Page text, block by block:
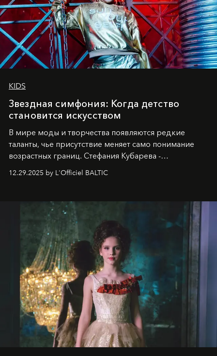
KIDS
Звездная симфония: Когда детство
становится искусством
В мире моды и творчества появляются редкие
таланты, чье присутствие меняет само понимание
возрастных границ. Стефания Кубарева -
десятилетняя обладательница невероятной
харизмы, чье имя уже украшает обложки
2025
и LUXIA June 2025, представляет собой
уникальное явление современной культуры.
12.29.2025 by L'Officiel BALTIC